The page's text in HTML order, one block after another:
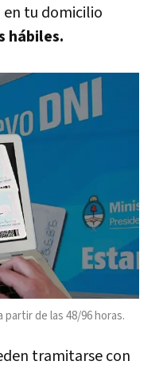
en tu domicilio
hábiles.
partir de las 48/96 horas.
tramitarse con